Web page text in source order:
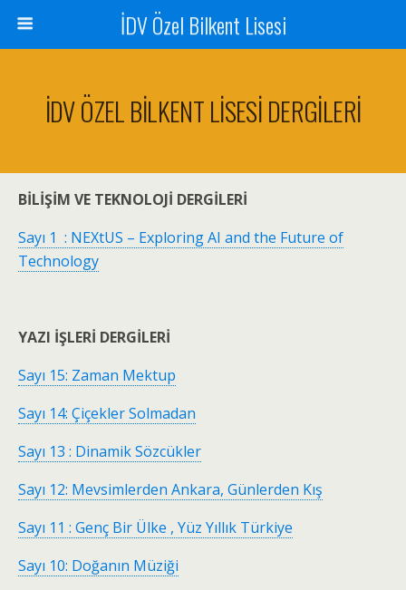
İDV Özel Bilkent Lisesi
İDV ÖZEL BİLKENT LİSESİ DERGİLERİ
BİLİŞİM VE TEKNOLOJİ DERGİLERİ
Sayı 1 : NEXtUS – Exploring AI and the Future of
Technology
YAZI İŞLERİ DERGİLERİ
Sayı 15: Zaman Mektup
Sayı 14: Çiçekler Solmadan
Sayı 13 : Dinamik Sözcükler
Sayı 12: Mevsimlerden Ankara, Günlerden Kış
Sayı 11 : Genç Bir Ülke , Yüz Yıllık Türkiye
Sayı 10: Doğanın Müziği